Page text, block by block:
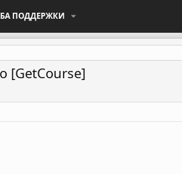
ПОДДЕРЖКИ
[GetCourse]